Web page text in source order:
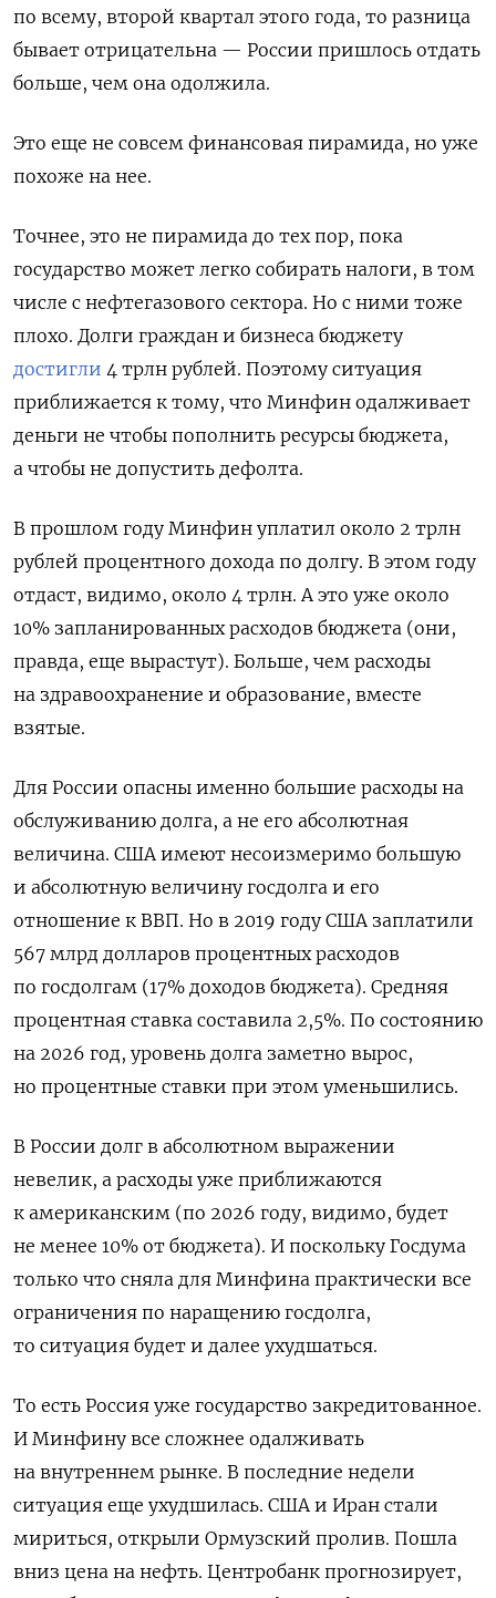
по всему, второй квартал этого года, то разница
бывает отрицательна — России пришлось отдать
больше, чем она одолжила.
Это еще не совсем финансовая пирамида, но уже
похоже на нее.
Точнее, это не пирамида до тех пор, пока
государство может легко собирать налоги, в том
числе с нефтегазового сектора. Но с ними тоже
плохо. Долги граждан и бизнеса бюджету
достигли 4 трлн рублей. Поэтому ситуация
приближается к тому, что Минфин одалживает
деньги не чтобы пополнить ресурсы бюджета,
а чтобы не допустить дефолта.
В прошлом году Минфин уплатил около 2 трлн
рублей процентного дохода по долгу. В этом году
отдаст, видимо, около 4 трлн. А это уже около
10% запланированных расходов бюджета (они,
правда, еще вырастут). Больше, чем расходы
на здравоохранение и образование, вместе
взятые.
Для России опасны именно большие расходы на
обслуживанию долга, а не его абсолютная
величина. США имеют несоизмеримо большую
и абсолютную величину госдолга и его
отношение к ВВП. Но в 2019 году США заплатили
567 млрд долларов процентных расходов
по госдолгам (17% доходов бюджета). Средняя
процентная ставка составила 2,5%. По состоянию
на 2026 год, уровень долга заметно вырос,
но процентные ставки при этом уменьшились.
В России долг в абсолютном выражении
невелик, а расходы уже приближаются
к американским (по 2026 году, видимо, будет
не менее 10% от бюджета). И поскольку Госдума
только что сняла для Минфина практически все
ограничения по наращению госдолга,
то ситуация будет и далее ухудшаться.
То есть Россия уже государство закредитованное.
И Минфину все сложнее одалживать
на внутреннем рынке. В последние недели
ситуация еще ухудшилась. США и Иран стали
мириться, открыли Ормузский пролив. Пошла
вниз цена на нефть. Центробанк прогнозирует,